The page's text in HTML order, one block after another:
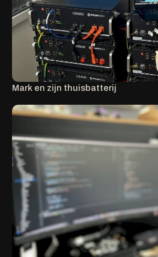
Mark en zijn thuisbatterij